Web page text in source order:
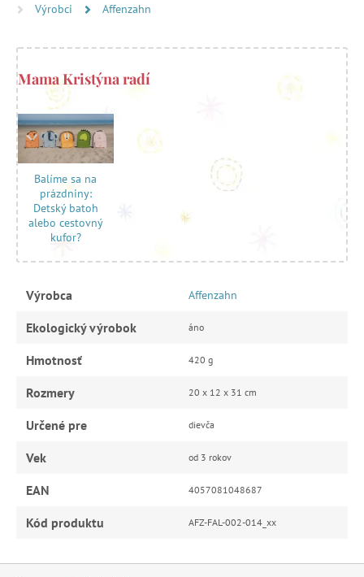
Výrobci
Affenzahn
Mama Kristýna radí
Balíme sa na
prázdniny:
Detský batoh
alebo cestovný
kufor?
Výrobca Affenzahn
Ekologický výrobok áno
Hmotnosť 420 g
Rozmery 20 x 12 x 31 cm
Určené pre dievča
Vek od 3 rokov
EAN 4057081048687
Kód produktu AFZ-FAL-002-014_xx